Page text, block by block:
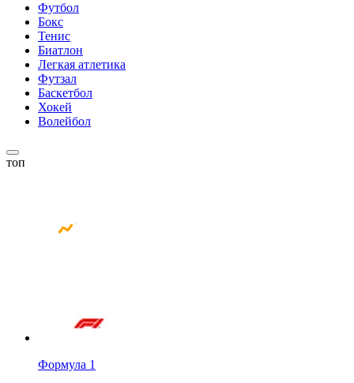
Футбол
Бокс
Тенис
Биатлон
Легкая атлетика
Футзал
Баскетбол
Хокей
Волейбол
топ
Формула 1